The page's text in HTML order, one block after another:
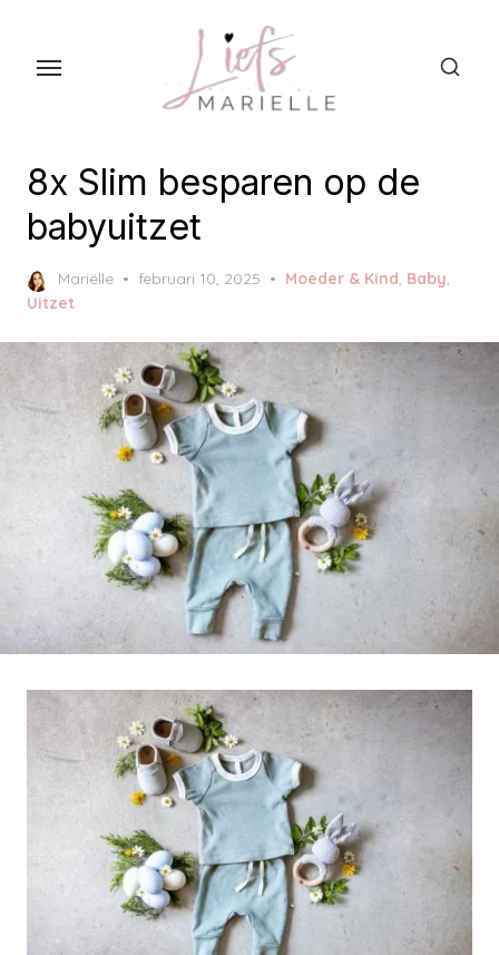
8x Slim besparen op de
babyuitzet
Mariëlle
P
t
e
d
o
n
februari 10, 2025 Moeder & Kind, Baby,
Uitzet